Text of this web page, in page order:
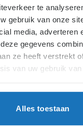
te
gebruik van onze
media, adverteren
gegevens
ze heeft verstrekt
van uw gebruik van
Alles toestaan
van
grond van ras,